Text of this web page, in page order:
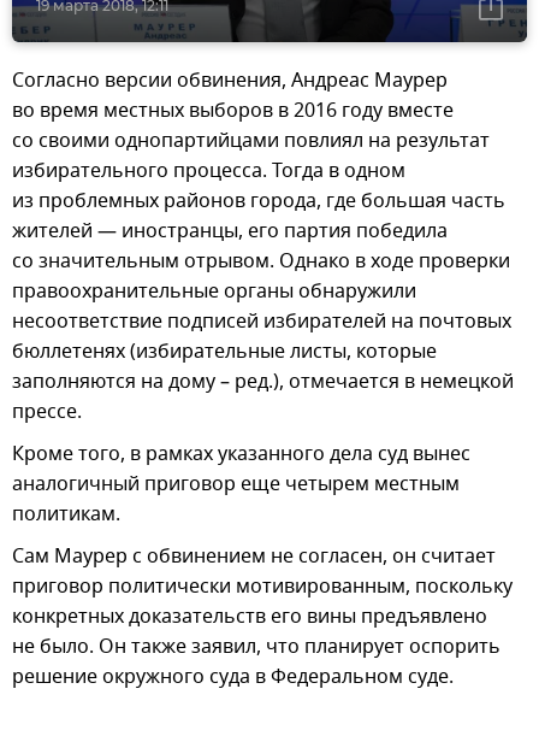
19 марта 2018, 12:11
Согласно версии обвинения, Андреас Маурер
во время местных выборов в 2016 году вместе
со своими однопартийцами повлиял на результат
избирательного процесса. Тогда в одном
из проблемных районов города, где большая часть
жителей — иностранцы, его партия победила
со значительным отрывом. Однако в ходе проверки
правоохранительные органы обнаружили
несоответствие подписей избирателей на почтовых
бюллетенях (избирательные листы, которые
заполняются на дому – ред.), отмечается в немецкой
прессе.
Кроме того, в рамках указанного дела суд вынес
аналогичный приговор еще четырем местным
политикам.
Сам Маурер с обвинением не согласен, он считает
приговор политически мотивированным, поскольку
конкретных доказательств его вины предъявлено
не было. Он также заявил, что планирует оспорить
решение окружного суда в Федеральном суде.